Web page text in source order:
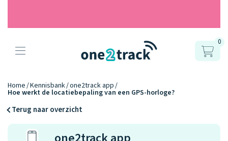
Producten
Onze gps
horloges
Accessoires
Hoe werkt
het?
Ontdek hoe
Blogs
0
Home Kennisbank one2track app
Hoe werkt de locatiebepaling van een GPS-horloge?
Terug naar overzicht